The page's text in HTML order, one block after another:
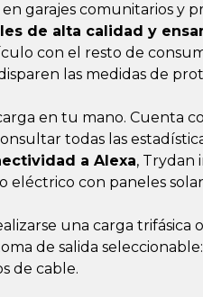
garajes comunitarios y
de alta calidad y
con el resto de
las medidas de
en tu mano. Cuenta
todas las
a Alexa, Trydan
eléctrico con paneles
una carga trifásica o
de salida seleccionable:
de cable.